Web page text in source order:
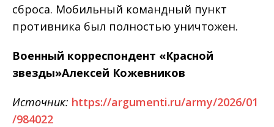
сброса. Мобильный командный пункт
противника был полностью уничтожен.
Военный корреспондент «Красной
звезды»Алексей Кожевников
Источник: https://argumenti.ru/army/2026/01
/984022